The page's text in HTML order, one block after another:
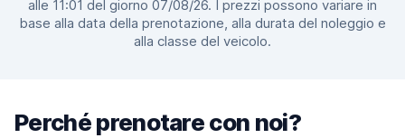
alle 11:01 del giorno 07/08/26. I prezzi possono variare in
base alla data della prenotazione, alla durata del noleggio e
alla classe del veicolo.
Perché prenotare con noi?